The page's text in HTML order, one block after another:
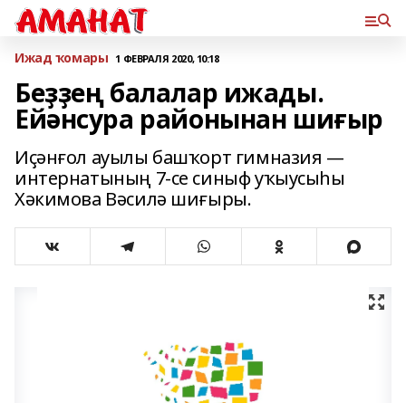
Ижад ҡомары 1 ФЕВРАЛЯ 2020, 10:18
Беҙҙең балалар ижады.
Ейәнсура районынан шиғыр
Иҫәнғол ауылы башҡорт гимназия —
интернатының 7-се синыф уҡыусыһы
Хәкимова Вәсилә шиғыры.